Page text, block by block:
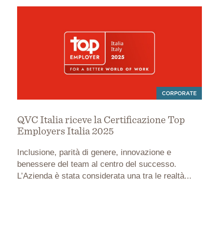
CORPORATE
QVC Italia riceve la Certificazione Top
Employers Italia 2025
Inclusione, parità di genere, innovazione e
benessere del team al centro del successo.
L’Azienda è stata considerata una tra le realtà...